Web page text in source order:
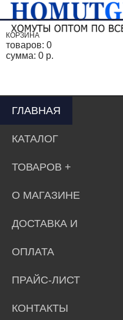
КОРЗИНА
товаров: 0
сумма: 0 р.
ГЛАВНАЯ
КАТАЛОГ
ТОВАРОВ
О МАГАЗИНЕ
ДОСТАВКА И
ОПЛАТА
ПРАЙС-ЛИСТ
КОНТАКТЫ